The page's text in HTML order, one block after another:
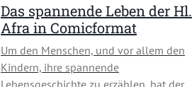
Das spannende Leben der Hl.
Afra in Comicformat
Um den Menschen, und vor allem den
Kindern, ihre spannende
Lebensgeschichte zu erzählen, hat der